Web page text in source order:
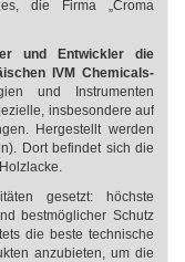
die Firma „Croma
und Entwickler die
IVM Chemicals-
und Instrumenten
insbesondere auf
Hergestellt werden
Dort befindet sich die
gesetzt: höchste
bestmöglicher Schutz
die beste technische
anzubieten, um die